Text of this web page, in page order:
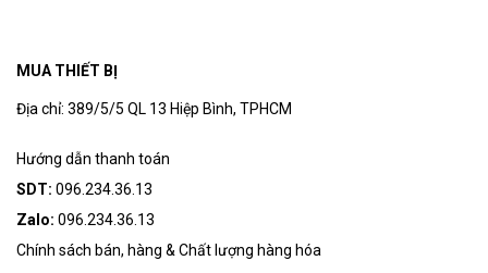
MUA THIẾT BỊ
Địa chỉ: 389/5/5 QL 13 Hiệp Bình, TPHCM
Hướng dẫn thanh toán
SDT: 096.234.36.13
Zalo: 096.234.36.13
Chính sách bán, hàng & Chất lượng hàng hóa